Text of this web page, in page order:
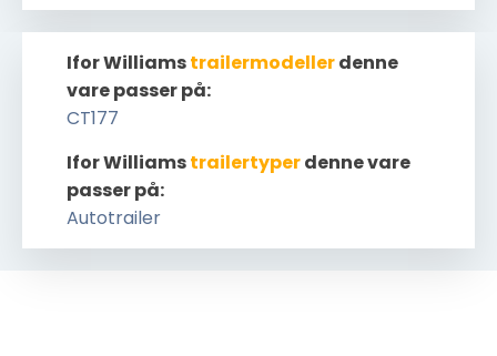
Ifor Williamstrailertyperdenne vare
passer på:
Autotrailer
Ifor Williamstrailermodellerdenne
vare passer på:
CT177